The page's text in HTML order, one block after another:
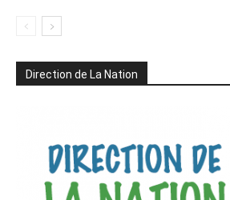
Direction de La Nation